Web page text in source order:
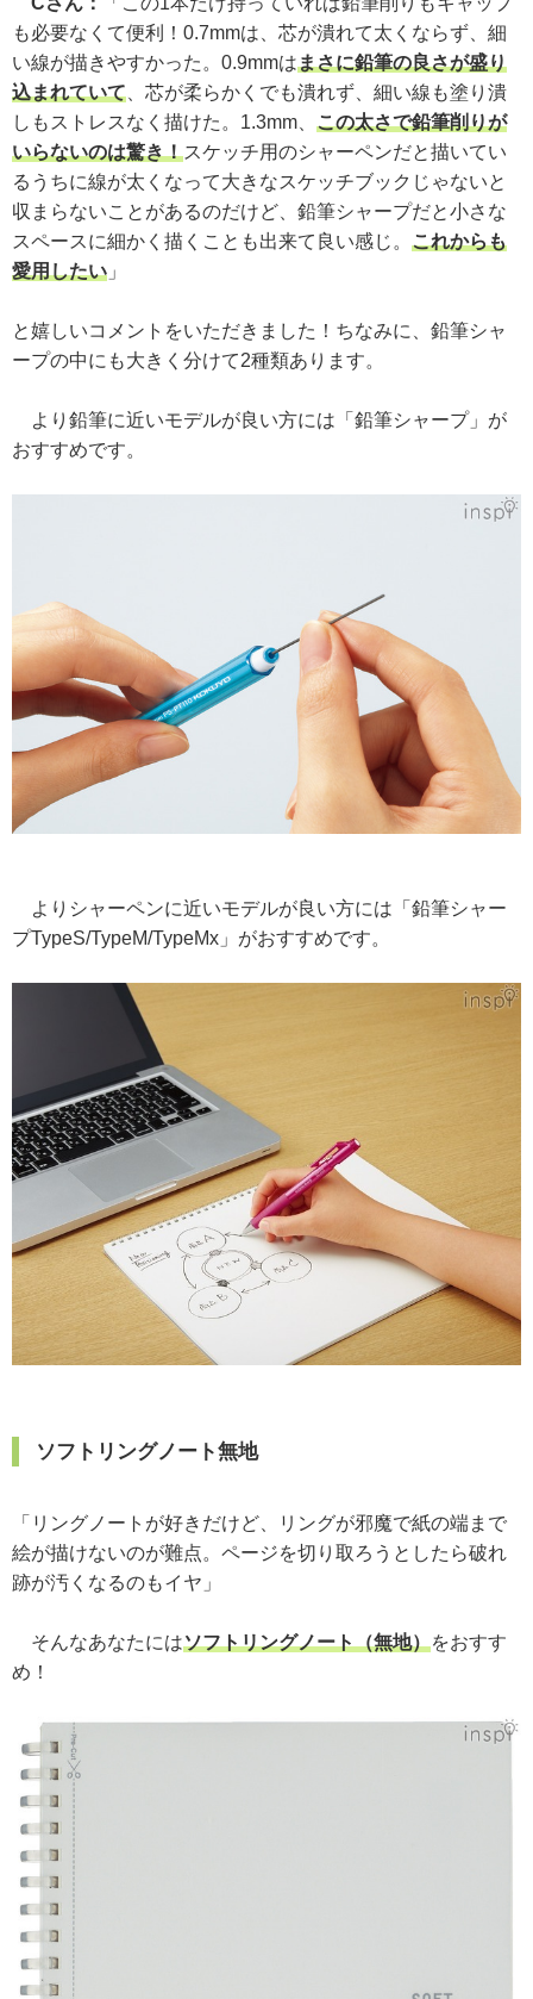
も必要なくて便利！0.7mmは、芯が潰れて太くならず、細
い線が描きやすかった。0.9mmはまさに鉛筆の良さが盛り
込まれていて 、芯が柔らかくでも潰れず、細い線も塗り潰
しもストレスなく描けた。1.3mm、 この太さで鉛筆削りが
いらないのは驚き！スケッチ用のシャーペンだと描いてい
るうちに線が太くなって大きなスケッチブックじゃないと
収まらないことがあるのだけど、鉛筆シャープだと小さな
スペースに細かく描くことも出来て良い感じ。 これからも
愛用したい 」
と嬉しいコメントをいただきました！ちなみに、鉛筆シャ
ープの中にも大きく分けて2種類あります。
より鉛筆に近いモデルが良い方には「鉛筆シャープ」が
おすすめです。
よりシャーペンに近いモデルが良い方には「鉛筆シャー
プTypeS/TypeM/TypeMx」がおすすめです。
ソフトリングノート無地
「リングノートが好きだけど、リングが邪魔で紙の端まで
絵が描けないのが難点。ページを切り取ろうとしたら破れ
跡が汚くなるのもイヤ」
そんなあなたにはソフトリングノート（無地）をおすす
め！